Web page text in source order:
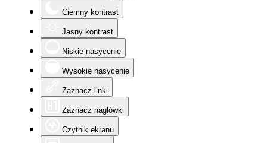
Ciemny kontrast
Jasny kontrast
Niskie nasycenie
Wysokie nasycenie
Zaznacz linki
Zaznacz nagłówki
Czytnik ekranu